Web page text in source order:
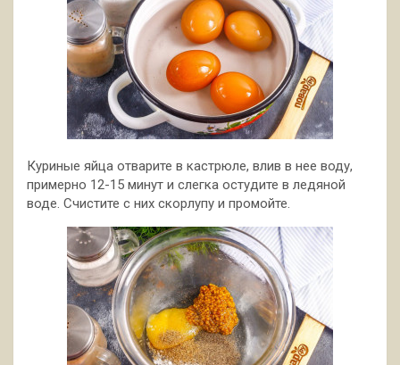
Куриные яйца отварите в кастрюле, влив в нее воду,
примерно 12-15 минут и слегка остудите в ледяной
воде. Счистите с них скорлупу и промойте.